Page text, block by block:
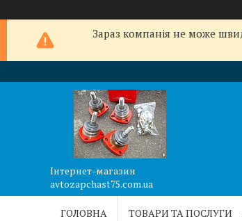
Зараз компанія не може
Інтернет-магазин
avtozapchast75.com.ua
ГОЛОВНА ТОВАРИ ТА ПОСЛУГИ